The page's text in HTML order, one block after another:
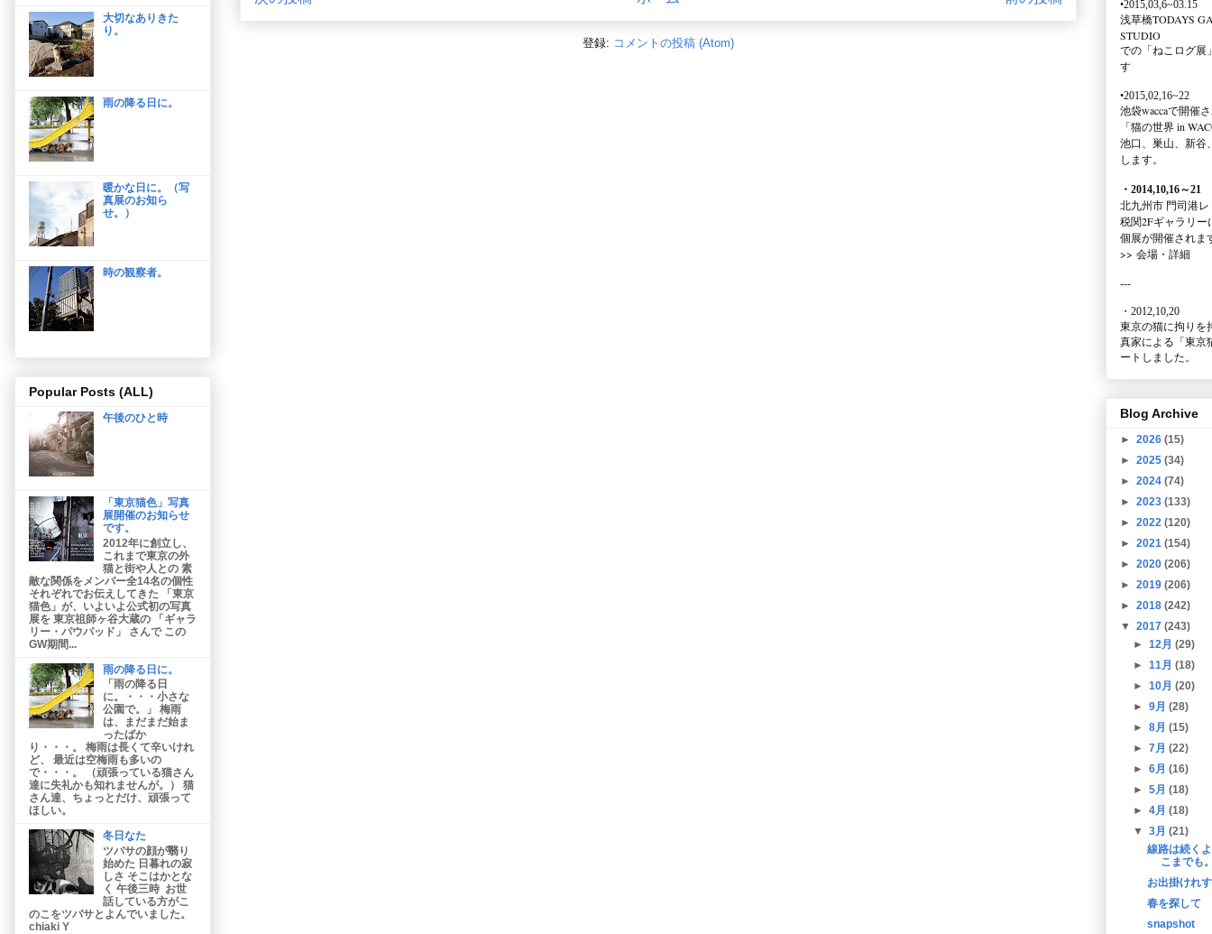
登録: コメントの投稿 (Atom)
大切なありきた
り。
雨の降る日に。
暖かな日に。（写
真展のお知ら
せ。）
時の観察者。
Popular Posts (ALL)
午後のひと時
「東京猫色」写真
展開催のお知らせ
です。
2012年に創立し、
これまで東京の外
猫と街や人との 素
敵な関係をメンバー全14名の個性
それぞれでお伝えしてきた 「東京
猫色」が、いよいよ公式初の写真
展を 東京祖師ヶ谷大蔵の 「ギャラ
リー・パウパッド」 さんで この
GW期間...
雨の降る日に。
「雨の降る日
に。・・・小さな
公園で。」 梅雨
は、まだまだ始ま
ったばか
り・・・。 梅雨は長くて辛いけれ
ど、 最近は空梅雨も多いの
で・・・。 （頑張っている猫さん
達に失礼かも知れませんが。） 猫
さん達、ちょっとだけ、頑張って
ほしい。
冬日なた
ツバサの顔が翳り
始めた 日暮れの寂
しさ そこはかとな
く 午後三時 お世
話している方がこ
のこをツバサとよんでいました。
chiaki Y
•2015,03,6~03.15
浅草橋TODAYS
STUDIO
での 「ねこログ展
す
•2015,02,16~22
池袋waccaで開催
「猫の世界 in
池口、巣山、新谷
します。
・2014,10,16～21
北九州市 門司港
税関2Fギャラリー
個展が開催されま
>> 会場・詳細
---
・2012,10,20
東京の猫に拘りを
真家による 「東
ートしました。
Blog Archive
► 2026 (15)
► 2025 (34)
► 2024 (74)
► 2023 (133)
► 2022 (120)
► 2021 (154)
► 2020 (206)
► 2019 (206)
► 2018 (242)
▼ 2017 (243)
►12月(29)
►11月(18)
►10月(20)
►9月(28)
►8月(15)
►7月(22)
►6月(16)
►5月(18)
►4月(18)
▼3月(21)
線路は続く
こまでも
お出掛けれ
春を探して
snapshot